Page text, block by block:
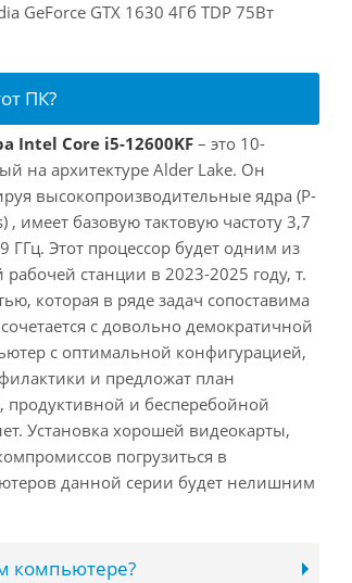
GeForce GTX 1630 4Гб TDP 75Вт
ПК?
Intel Core i5-12600KF – это 10-
на архитектуре Alder Lake. Он
высокопроизводительные ядра (P-
имеет базовую тактовую частоту 3,7
ГГц. Этот процессор будет одним из
станции в 2023-2025 году, т.
которая в ряде задач сопоставима
с довольно демократичной
с оптимальной конфигурацией,
и предложат план
и бесперебойной
Установка хорошей видеокарты,
погрузиться в
данной серии будет нелишним
компьютере?